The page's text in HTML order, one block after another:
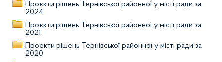
Проєкти рішень Тернівської районної у місті ради за
2024
Проєкти рішень Тернівської районної у місті ради за
2021
Проекти рішень Тернівської районної у місті ради за
2020